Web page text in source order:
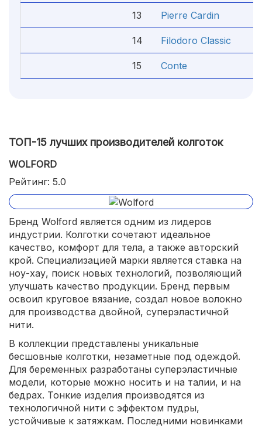
13 Pierre Cardin
14 Filodoro Classic
15 Conte
ТОП-15 лучших производителей колготок
WOLFORD
Рейтинг: 5.0
Бренд Wolford является одним из лидеров
индустрии. Колготки сочетают идеальное
качество, комфорт для тела, а также авторский
крой. Специализацией марки является ставка на
ноу-хау, поиск новых технологий, позволяющий
улучшать качество продукции. Бренд первым
освоил круговое вязание, создал новое волокно
для производства двойной, суперэластичной
нити.
В коллекции представлены уникальные
бесшовные колготки, незаметные под одеждой.
Для беременных разработаны суперэластичные
модели, которые можно носить и на талии, и на
бедрах. Тонкие изделия производятся из
технологичной нити с эффектом пудры,
устойчивые к затяжкам. Последними новинками